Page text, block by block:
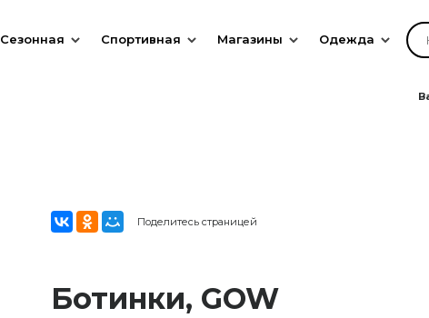
Сезонная Спортивная Магазины Одежда
Поделитесь страницей
Ботинки, GOW